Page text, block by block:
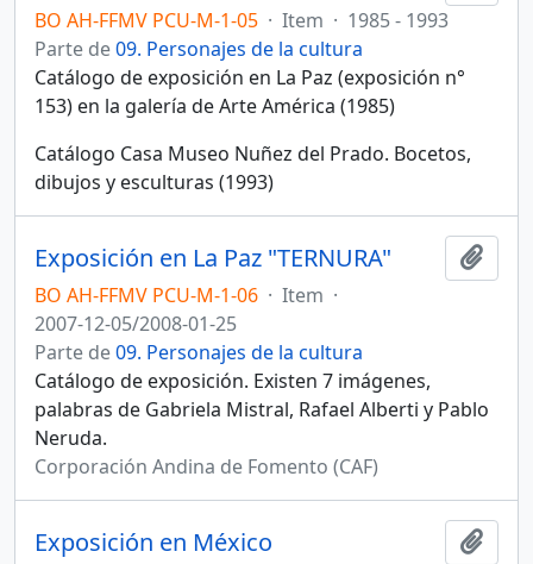
BO AH-FFMV PCU-M-1-05 · Item · 1985 - 1993
Parte de09. Personajes de la cultura
Catálogo de exposición en La Paz (exposición n°
153) en la galería de Arte América (1985)
Catálogo Casa Museo Nuñez del Prado. Bocetos,
dibujos y esculturas (1993)
Exposición en La Paz "TERNURA"
BO AH-FFMV PCU-M-1-06 · Item ·
2007-12-05/2008-01-25
Parte de09. Personajes de la cultura
Catálogo de exposición. Existen 7 imágenes,
palabras de Gabriela Mistral, Rafael Alberti y Pablo
Neruda.
Corporación Andina de Fomento (CAF)
Exposición en México